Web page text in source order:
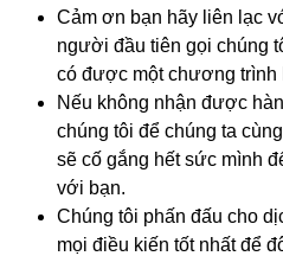
Cảm ơn bạn hãy liên lạc
người đầu tiên gọi chúng
có được một chương trình
Nếu không nhận được
chúng tôi để chúng ta
sẽ cố gắng hết sức mình
với bạn.
Chúng tôi phấn đấu cho
mọi điều kiến tốt nhất để